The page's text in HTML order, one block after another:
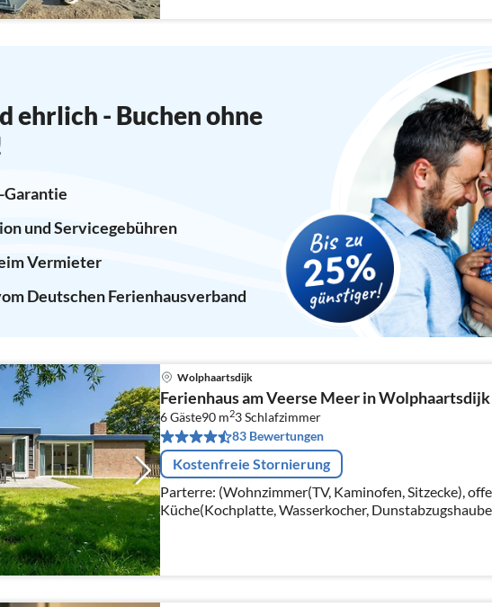
ehrlich - Buchen ohne
und Servicegebühren
Vermieter
Deutschen Ferienhausverband
Wolphaartsdijk
Ferienhaus am Veerse Meer in Wolphaartsdijk
6 Gäste90 m23Schlafzimmer
83 Bewertungen
Kostenfreie Stornierung
Parterre: (Wohnzimmer(TV, Kaminofen, Sitzecke),
Küche(Kochplatte, Wasserkocher,
Schlafzimmer(Doppelbett)